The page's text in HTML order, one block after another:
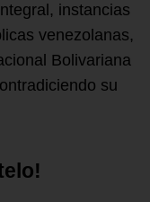
instancias
venezolanas,
Bolivariana
su
elo!